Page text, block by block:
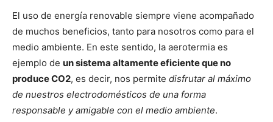
El uso de energía renovable siempre viene acompañado
de muchos beneficios, tanto para nosotros como para el
medio ambiente. En este sentido, la aerotermia es
ejemplo de un sistema altamente eficiente que no
produce CO2, es decir, nos permite disfrutar al máximo
de nuestros electrodomésticos de una forma
responsable y amigable con el medio ambiente.